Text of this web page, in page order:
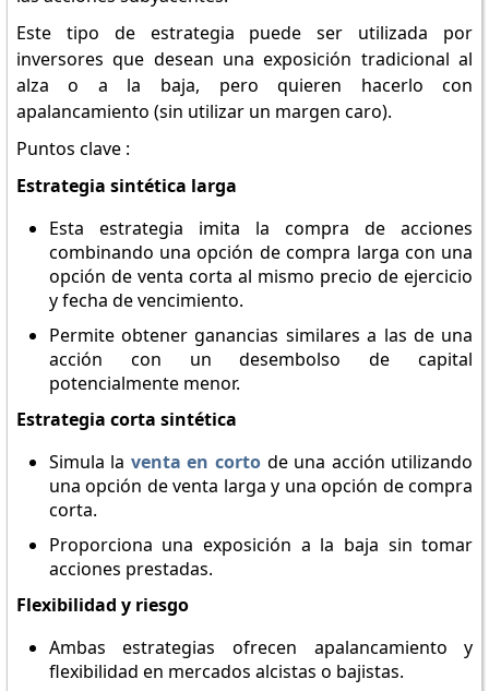
Este tipo de estrategia puede ser utilizada por
inversores que desean una exposición tradicional al
alza o a la baja, pero quieren hacerlo con
apalancamiento (sin utilizar un margen caro).
Puntos clave :
Estrategia sintética larga
Esta estrategia imita la compra de acciones
combinando una opción de compra larga con una
opción de venta corta al mismo precio de ejercicio
y fecha de vencimiento.
Permite obtener ganancias similares a las de una
acción con un desembolso de capital
potencialmente menor.
Estrategia corta sintética
Simula la venta en corto de una acción utilizando
una opción de venta larga y una opción de compra
corta.
Proporciona una exposición a la baja sin tomar
acciones prestadas.
Flexibilidad y riesgo
Ambas estrategias ofrecen apalancamiento y
flexibilidad en mercados alcistas o bajistas.